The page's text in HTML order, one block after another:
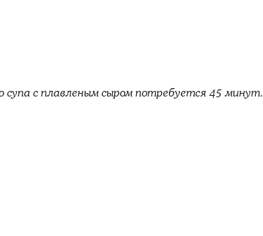
супа с плавленым сыром потребуется 45 минут.